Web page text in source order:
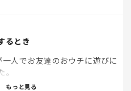
るとき
人でお友達のおウチに遊びに
で、家にあるおやつを集めて
もっと見る